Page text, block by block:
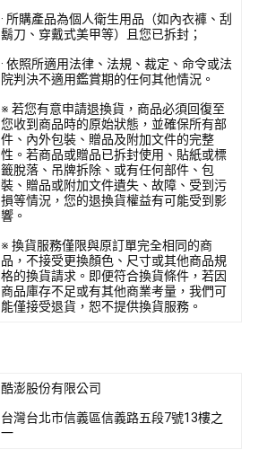
· 所購產品為個人衛生用品（如內衣褲、刮
鬍刀、穿戴式美甲等）且您已拆封；
· 依照所適用法律、法規、裁定、命令或法
院判決不適用鑑賞期的任何其他情況。
※ 若您有意申請退換貨，商品必須回復至
您收到商品時的原始狀態，並確保所有部
件、內外包裝、贈品及附加文件的完整
性。若商品或贈品已拆封使用、貼紙或標
籤脫落、吊牌拆除、或有任何部件、包
裝、贈品或附加文件遺失、故障、受到污
損等情況，您的退換貨權益有可能受到影
響。
※ 換貨服務僅限與原訂單完全相同的商
品，不接受更換顏色、尺寸或其他商品規
格的換貨請求。即便符合換貨條件，若因
商品庫存不足或有其他商業考量，我們可
能僅接受退貨，恕不提供換貨服務。
酷澎股份有限公司
台灣台北市信義區信義路五段7號13樓之
一